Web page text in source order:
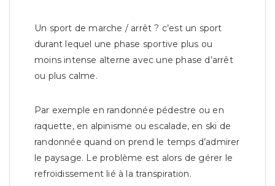
Un sport de marche / arrêt ? c’est un sport
durant lequel une phase sportive plus ou
moins intense alterne avec une phase d’arrêt
ou plus calme.
Par exemple en randonnée pédestre ou en
raquette, en alpinisme ou escalade, en ski de
randonnée quand on prend le temps d’admirer
le paysage. Le problème est alors de gérer le
refroidissement lié à la transpiration.